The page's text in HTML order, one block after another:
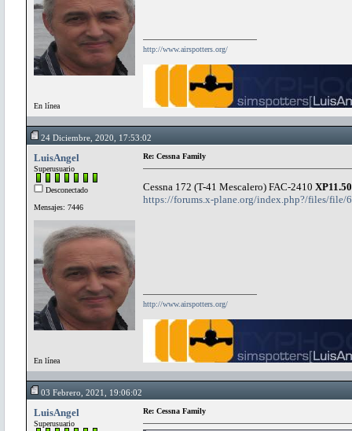
En línea
http://www.airspotters.org/
24 Diciembre, 2020, 17:53:02
LuisAngel
Superusuario
Desconectado
Mensajes: 7446
En línea
Re: Cessna Family
Cessna 172 (T-41 Mescalero) FAC-2410 XP11.50
https://forums.x-plane.org/index.php?/files/file/
http://www.airspotters.org/
03 Febrero, 2021, 19:06:02
LuisAngel
Superusuario
Re: Cessna Family